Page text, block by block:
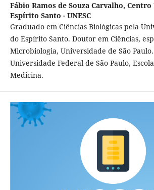
Fábio Ramos de Souza Carvalho,
Espírito Santo - UNESC
Graduado em Ciências Biológicas pela
do Espírito Santo. Doutor em Ciências,
Microbiologia, Universidade de São
Universidade Federal de São Paulo,
Medicina.